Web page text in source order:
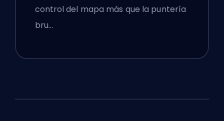
control del mapa más que la puntería
bru…